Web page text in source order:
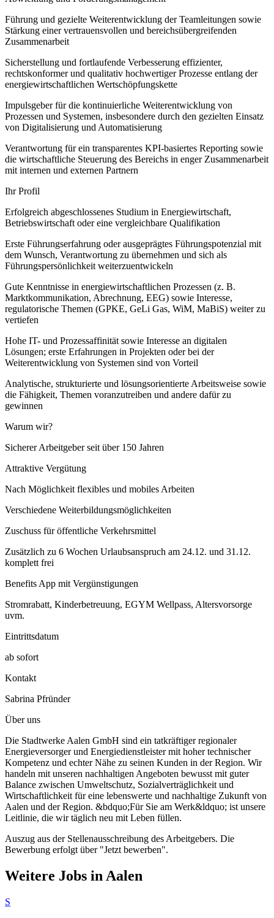
Führung und gezielte Weiterentwicklung der Teamleitungen sowie
Stärkung einer vertrauensvollen und bereichsübergreifenden
Zusammenarbeit
Sicherstellung und fortlaufende Verbesserung effizienter,
rechtskonformer und qualitativ hochwertiger Prozesse entlang der
energiewirtschaftlichen Wertschöpfungskette
Impulsgeber für die kontinuierliche Weiterentwicklung von
Prozessen und Systemen, insbesondere durch den gezielten Einsatz
von Digitalisierung und Automatisierung
Verantwortung für ein transparentes KPI-basiertes Reporting sowie
die wirtschaftliche Steuerung des Bereichs in enger Zusammenarbeit
mit internen und externen Partnern
Ihr Profil
Erfolgreich abgeschlossenes Studium in Energiewirtschaft,
Betriebswirtschaft oder eine vergleichbare Qualifikation
Erste Führungserfahrung oder ausgeprägtes Führungspotenzial mit
dem Wunsch, Verantwortung zu übernehmen und sich als
Führungspersönlichkeit weiterzuentwickeln
Gute Kenntnisse in energiewirtschaftlichen Prozessen (z. B.
Marktkommunikation, Abrechnung, EEG) sowie Interesse,
regulatorische Themen (GPKE, GeLi Gas, WiM, MaBiS) weiter zu
vertiefen
Hohe IT- und Prozessaffinität sowie Interesse an digitalen
Lösungen; erste Erfahrungen in Projekten oder bei der
Weiterentwicklung von Systemen sind von Vorteil
Analytische, strukturierte und lösungsorientierte Arbeitsweise sowie
die Fähigkeit, Themen voranzutreiben und andere dafür zu
gewinnen
Warum wir?
Sicherer Arbeitgeber seit über 150 Jahren
Attraktive Vergütung
Nach Möglichkeit flexibles und mobiles Arbeiten
Verschiedene Weiterbildungsmöglichkeiten
Zuschuss für öffentliche Verkehrsmittel
Zusätzlich zu 6 Wochen Urlaubsanspruch am 24.12. und 31.12.
komplett frei
Benefits App mit Vergünstigungen
Stromrabatt, Kinderbetreuung, EGYM Wellpass, Altersvorsorge
uvm.
Eintrittsdatum
ab sofort
Kontakt
Sabrina Pfründer
Über uns
Die Stadtwerke Aalen GmbH sind ein tatkräftiger regionaler
Energieversorger und Energiedienstleister mit hoher technischer
Kompetenz und echter Nähe zu seinen Kunden in der Region. Wir
handeln mit unseren nachhaltigen Angeboten bewusst mit guter
Balance zwischen Umweltschutz, Sozialverträglichkeit und
Wirtschaftlichkeit für eine lebenswerte und nachhaltige Zukunft von
Aalen und der Region. &bdquo;Für Sie am Werk&ldquo; ist unsere
Leitlinie, die wir täglich neu mit Leben füllen.
Auszug aus der Stellenausschreibung des Arbeitgebers. Die
Bewerbung erfolgt über "Jetzt bewerben".
Weitere Jobs in Aalen
S